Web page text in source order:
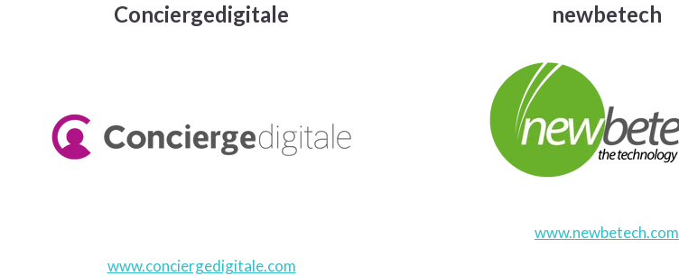
Conciergedigitale
www.conciergedigitale.com
newbetech
www.newbetech.com